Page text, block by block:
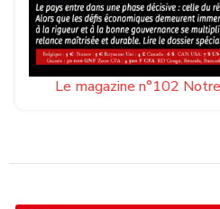
Le magazine n°102